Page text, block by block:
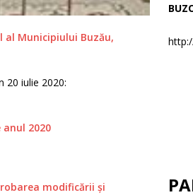
al Municipiului Buzău,
20 iulie 2020:
2020
modificării şi